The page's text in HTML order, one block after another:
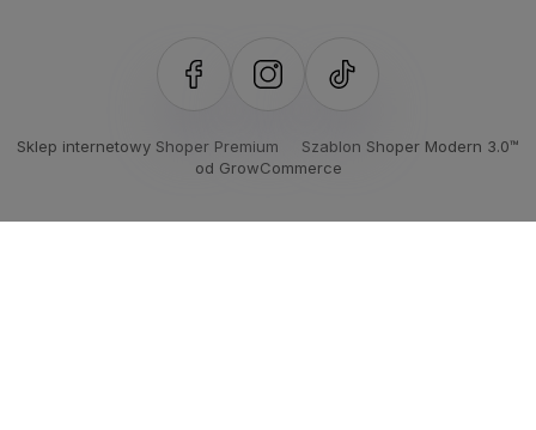
Sklep internetowy Shoper Premium
Szablon Shoper Modern 3.0™
od GrowCommerce